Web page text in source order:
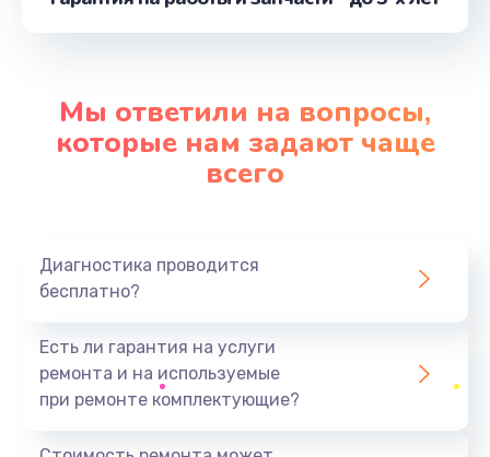
от 1060 руб.
Замена видеокарты
от 2045 руб.
Заказать
от 620 руб.
от 890 руб.
Мы ответили на вопросы,
которые нам задают чаще
всего
Диагностика проводится
бесплатно?
Есть ли гарантия на услуги
ремонта и на используемые
при ремонте комплектующие?